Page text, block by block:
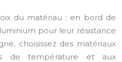
du matériau : en bord de
pour leur résistance
choisissez des matériaux
de température et aux